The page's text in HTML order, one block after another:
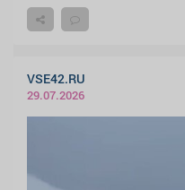
VSE42.RU
29.07.2026